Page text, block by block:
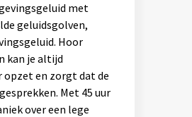
met
geluidsgolven,
Hoor
kan je altijd
en zorgt dat de
Met 45 uur
over een lege